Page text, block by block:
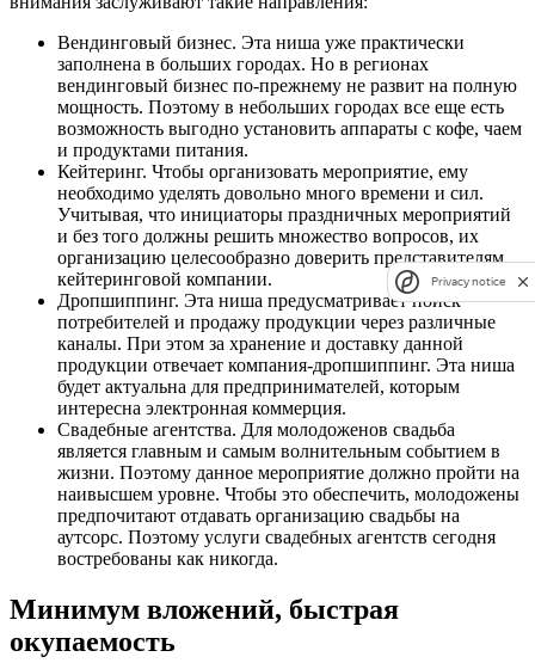
Вендинговый бизнес. Эта ниша уже практически
заполнена в больших городах. Но в регионах
вендинговый бизнес по-прежнему не развит на полную
мощность. Поэтому в небольших городах все еще есть
возможность выгодно установить аппараты с кофе, чаем
и продуктами питания.
Кейтеринг. Чтобы организовать мероприятие, ему
необходимо уделять довольно много времени и сил.
Учитывая, что инициаторы праздничных мероприятий
и без того должны решить множество вопросов, их
организацию целесообразно доверить представителям
кейтеринговой компании.
Дропшиппинг. Эта ниша предусматривает поиск
потребителей и продажу продукции через различные
каналы. При этом за хранение и доставку данной
продукции отвечает компания-дропшиппинг. Эта ниша
будет актуальна для предпринимателей, которым
интересна электронная коммерция.
Свадебные агентства. Для молодоженов свадьба
является главным и самым волнительным событием в
жизни. Поэтому данное мероприятие должно пройти на
наивысшем уровне. Чтобы это обеспечить, молодожены
предпочитают отдавать организацию свадьбы на
аутсорс. Поэтому услуги свадебных агентств сегодня
востребованы как никогда.
Минимум вложений, быстрая
окупаемость
Privacy notice